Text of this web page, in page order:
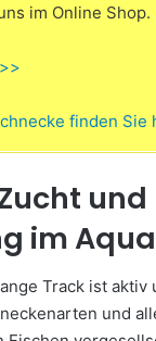
im Online Shop.
finden Sie
und
im
Track ist aktiv
und